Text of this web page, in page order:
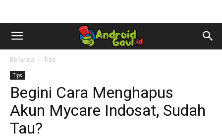
AndroidGaul.id
Beranda Tips
Tips
Begini Cara Menghapus
Akun Mycare Indosat, Sudah
Tau?